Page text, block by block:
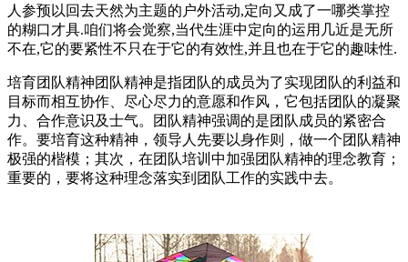
人参预以回去天然为主题的户外活动,定向又成了一哪类掌控
的糊口才具.咱们将会觉察,当代生涯中定向的运用几近是无所
不在,它的要紧性不只在于它的有效性,并且也在于它的趣味性.
培育团队精神团队精神是指团队的成员为了实现团队的利益和
目标而相互协作、尽心尽力的意愿和作风，它包括团队的凝聚
力、合作意识及士气。团队精神强调的是团队成员的紧密合
作。要培育这种精神，领导人先要以身作则，做一个团队精神
极强的楷模；其次，在团队培训中加强团队精神的理念教育；
重要的，要将这种理念落实到团队工作的实践中去。